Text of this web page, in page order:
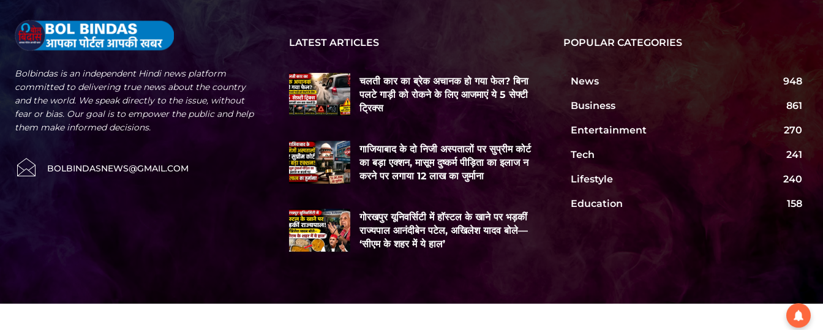
Bolbindas is an independent Hindi news platform
committed to delivering true news about the country
and the world. We speak directly to the issue, without
fear or bias. Our goal is to empower the public and help
them make informed decisions.
BOLBINDASNEWS@GMAIL.COM
LATEST ARTICLES
चलती कार का ब्रेक अचानक हो गया फेल? बिना
पलटे गाड़ी को रोकने के लिए आजमाएं ये 5 सेफ्टी
ट्रिक्स
गाजियाबाद के दो निजी अस्पतालों पर सुप्रीम कोर्ट
का बड़ा एक्शन, मासूम दुष्कर्म पीड़िता का इलाज न
करने पर लगाया 12 लाख का जुर्माना
गोरखपुर यूनिवर्सिटी में हॉस्टल के खाने पर भड़कीं
राज्यपाल आनंदीबेन पटेल, अखिलेश यादव बोले—
‘सीएम के शहर में ये हाल’
POPULAR CATEGORIES
News 948
Business 861
Entertainment 270
Tech 241
Lifestyle 240
Education 158